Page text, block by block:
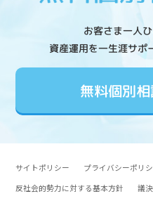
お客さま一人
資産運用を一生涯サポ
無料個別
サイトポリシー プライバシーポリ
反社会的勢力に対する基本方針
議